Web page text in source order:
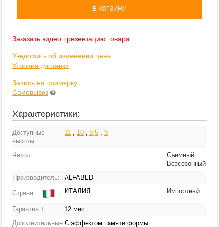
В КОРЗИНУ
Заказать видео презентацию товара
Уведомить об изменении цены
Условия доставки
Запись на примерку
Самовывоз
Характеристики:
Доступные
высоты
11 10 9,5 9
Чехол:
Съемный
Всесезонный
Производитель:
ALFABED
Страна: ИТАЛИЯ Импортный
Гарантия +:
12 мес.
Дополнительные С эффектом памяти формы